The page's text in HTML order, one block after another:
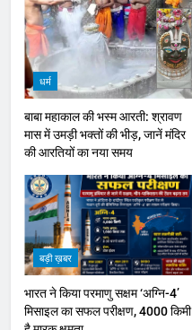
धर्म
बाबा महाकाल की भस्म आरती: श्रावण
मास में उमड़ी भक्तों की भीड़, जानें मंदिर
की आरतियों का नया समय
बड़ी ख़बर
भारत ने किया परमाणु सक्षम ‘अग्नि-4’
मिसाइल का सफल परीक्षण, 4000 किमी